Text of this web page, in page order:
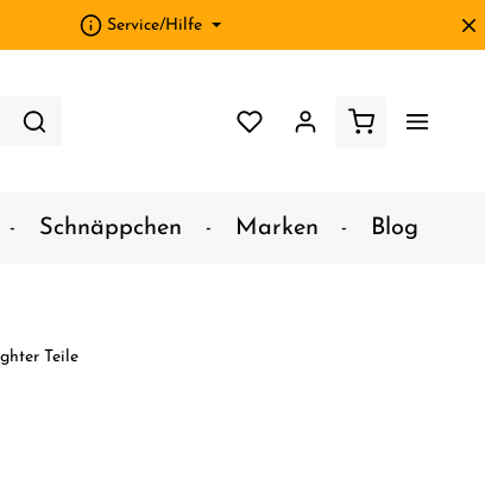
Service/Hilfe
Schnäppchen Marken Blog
Teile